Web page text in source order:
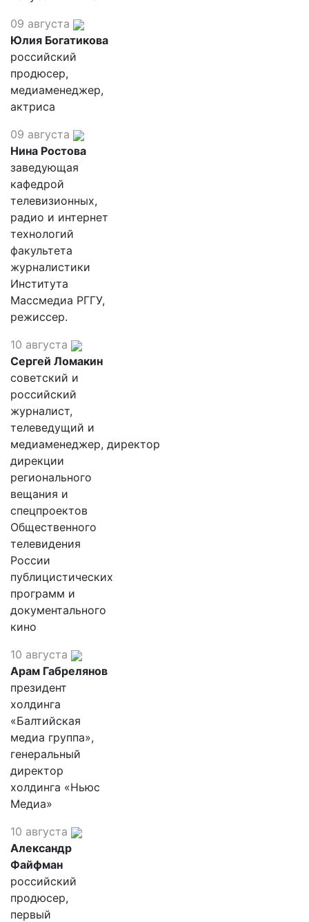
09 августа
Юлия Богатикова
российский
продюсер,
медиаменеджер,
актриса
09 августа
Нина Ростова
заведующая
кафедрой
телевизионных,
радио и интернет
технологий
факультета
журналистики
Института
Массмедиа РГГУ,
режиссер.
10 августа
Сергей Ломакин
советский и
российский
журналист,
телеведущий и
медиаменеджер, директор
дирекции
регионального
вещания и
спецпроектов
Общественного
телевидения
России
публицистических
программ и
документального
кино
10 августа
Арам Габрелянов
президент
холдинга
«Балтийская
медиа группа»,
генеральный
директор
холдинга «Ньюс
Медиа»
10 августа
Александр
Файфман
российский
продюсер,
первый